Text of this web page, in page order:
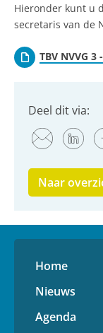
Hieronder kunt u
secretaris van de
TBV NVVG 3
Deel dit via:
Naar
Home
Nieuws
Agenda